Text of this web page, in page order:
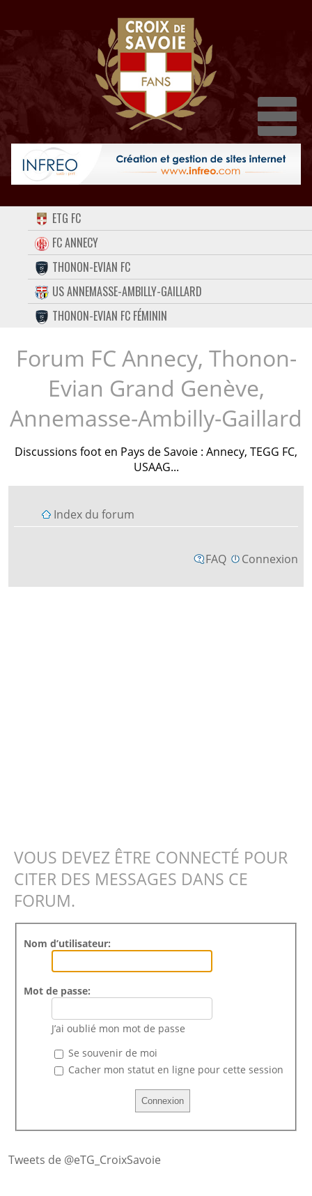
ACCUEIL
FORUM
CONTACT
FACEBOOK
TWITTER
INSTAGRAM
ETG FC
FC ANNECY
THONON-EVIAN FC
US ANNEMASSE-AMBILLY-GAILLARD
THONON-EVIAN FC FÉMININ
Forum FC Annecy, Thonon-
Evian Grand Genève,
Annemasse-Ambilly-Gaillard
Discussions foot en Pays de Savoie : Annecy, TEGG FC,
USAAG...
Index du forum
FAQ Connexion
VOUS DEVEZ ÊTRE CONNECTÉ POUR
CITER DES MESSAGES DANS CE
FORUM.
Nom d’utilisateur:
Mot de passe:
J’ai oublié mon mot de passe
Se souvenir de moi
Cacher mon statut en ligne pour cette session
Tweets de @eTG_CroixSavoie